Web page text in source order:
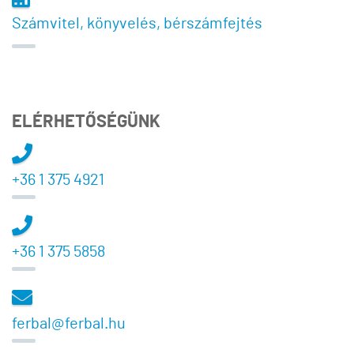
Számvitel, könyvelés, bérszámfejtés
ELÉRHETŐSÉGÜNK
+36 1 375 4921
+36 1 375 5858
ferbal@ferbal.hu